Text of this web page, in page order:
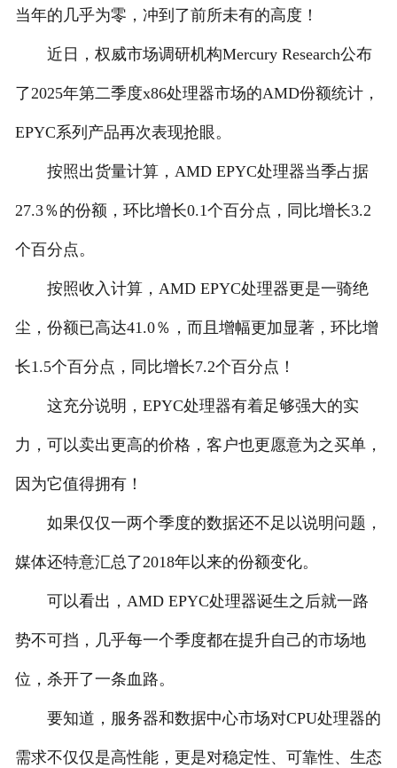
当年的几乎为零，冲到了前所未有的高度！
近日，权威市场调研机构Mercury Research公布
了2025年第二季度x86处理器市场的AMD份额统计，
EPYC系列产品再次表现抢眼。
按照出货量计算，AMD EPYC处理器当季占据
27.3％的份额，环比增长0.1个百分点，同比增长3.2
个百分点。
按照收入计算，AMD EPYC处理器更是一骑绝
尘，份额已高达41.0％，而且增幅更加显著，环比增
长1.5个百分点，同比增长7.2个百分点！
这充分说明，EPYC处理器有着足够强大的实
力，可以卖出更高的价格，客户也更愿意为之买单，
因为它值得拥有！
如果仅仅一两个季度的数据还不足以说明问题，
媒体还特意汇总了2018年以来的份额变化。
可以看出，AMD EPYC处理器诞生之后就一路
势不可挡，几乎每一个季度都在提升自己的市场地
位，杀开了一条血路。
要知道，服务器和数据中心市场对CPU处理器的
需求不仅仅是高性能，更是对稳定性、可靠性、生态